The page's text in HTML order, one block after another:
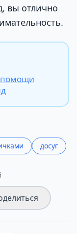
вы отлично
помощи
досуг